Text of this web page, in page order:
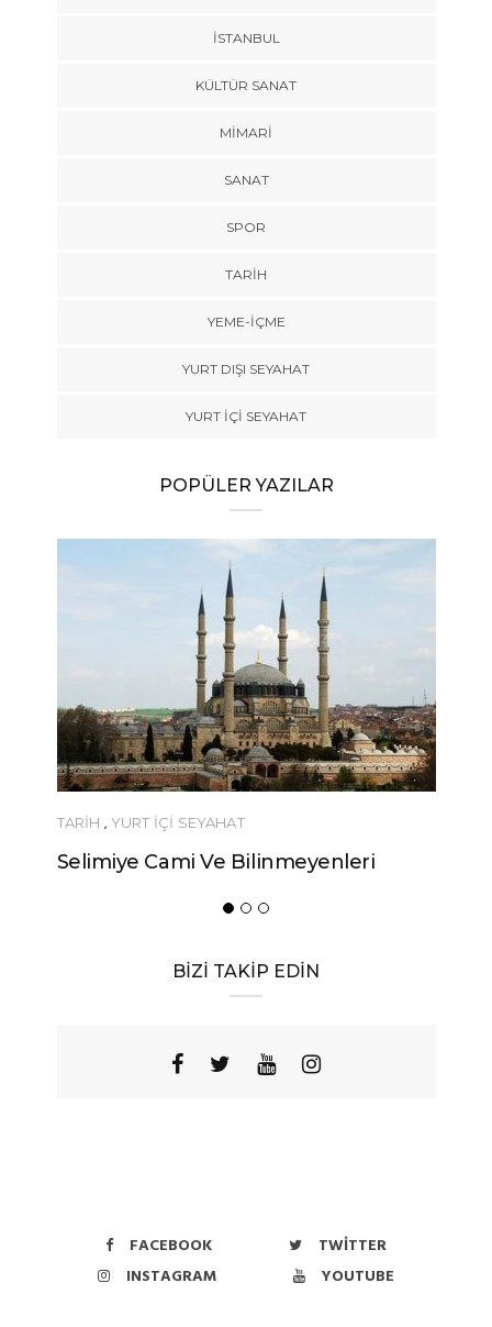
İSTANBUL
KÜLTÜR SANAT
MIMARI
SANAT
SPOR
TARİH
YEME-İÇME
YURT DIŞI SEYAHAT
YURT İÇİ SEYAHAT
POPÜLER YAZILAR
TARİH , YURT İÇİ SEYAHAT
Selimiye Cami Ve Bilinmeyenleri
BİZİ TAKİP EDİN
FACEBOOK
TWITTER
INSTAGRAM
YOUTUBE